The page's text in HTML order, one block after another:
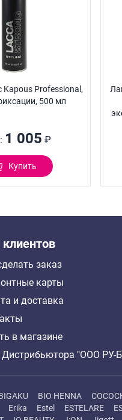
Kapous Professional,
500 мл
1 005 ₽
Купить
заказ
карты
и доставка
в магазине
Дистрибьютора "ООО
BIO HENNA
Erika Estel ESTELARE